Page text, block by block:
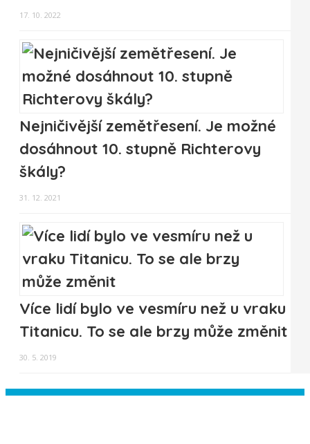
17. 10. 2022
Nejničivější zemětřesení. Je možné
dosáhnout 10. stupně Richterovy
škály?
31. 12. 2021
Více lidí bylo ve vesmíru než u vraku
Titanicu. To se ale brzy může změnit
30. 5. 2019